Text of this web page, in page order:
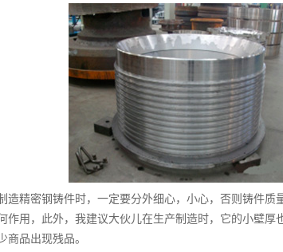
精密钢铸件时，一定要分外细心，小心，否则铸件质
作用，此外，我建议大伙儿在生产制造时，它的小壁厚
商品出现残品。